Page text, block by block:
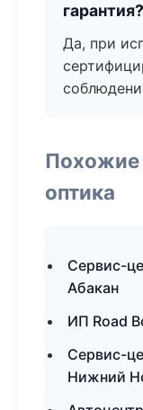
гарантия?
Да, при
Похожие
оптика
Сервис-
Абакан
ИП Road
Сервис-
Нижний